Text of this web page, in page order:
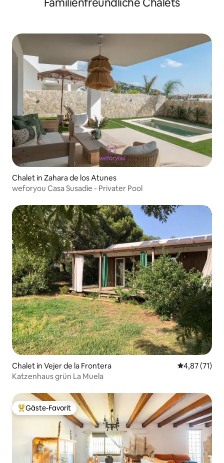
Familienfreundliche Chalets
Chalet in Zahara de los Atunes
weforyou Casa Susadie - Privater Pool
Chalet in Vejer de la Frontera
4,87 (71)
Katzenhaus grün La Muela
Beliebter Gäste-Favorit.
Gäste-Favorit